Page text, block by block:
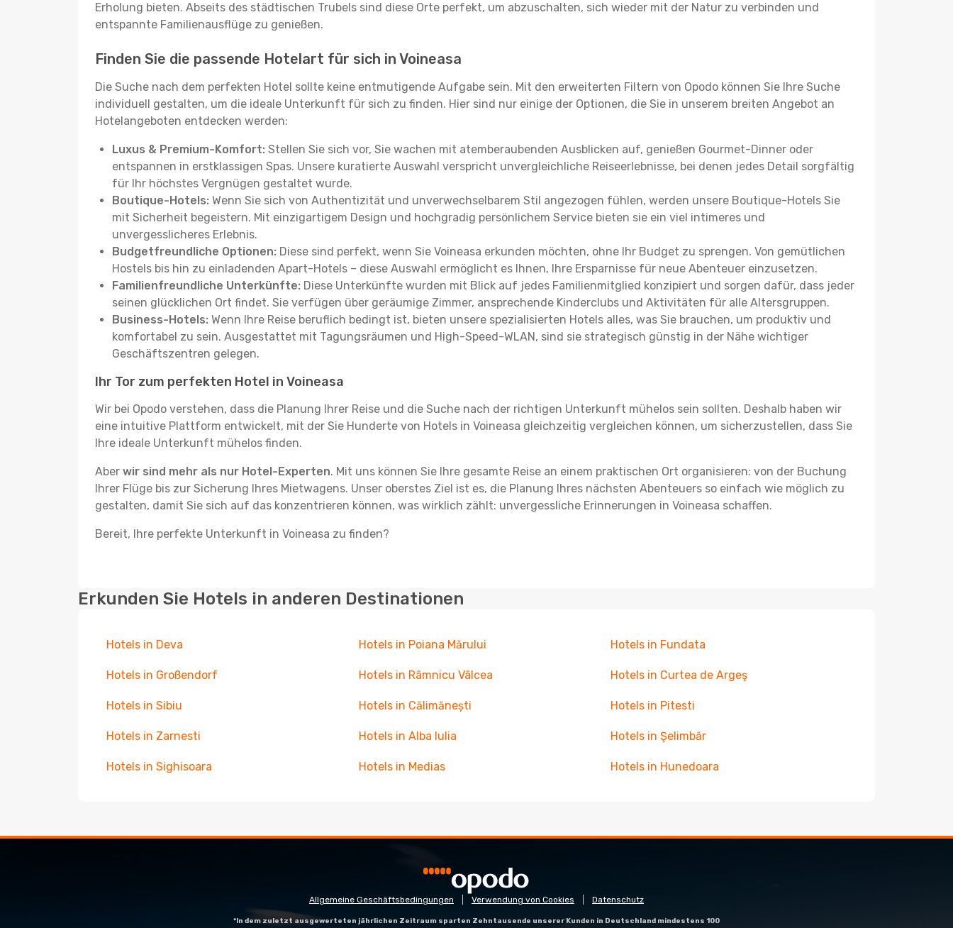
Erholung bieten. Abseits des städtischen Trubels sind diese Orte perfekt, um abzuschalten, sich wieder mit der Natur zu verbinden und
entspannte Familienausflüge zu genießen.
Finden Sie die passende Hotelart für sich in Voineasa
Die Suche nach dem perfekten Hotel sollte keine entmutigende Aufgabe sein. Mit den erweiterten Filtern von Opodo können Sie Ihre Suche
individuell gestalten, um die ideale Unterkunft für sich zu finden. Hier sind nur einige der Optionen, die Sie in unserem breiten Angebot an
Hotelangeboten entdecken werden:
Luxus & Premium-Komfort: Stellen Sie sich vor, Sie wachen mit atemberaubenden Ausblicken auf, genießen Gourmet-Dinner oder
entspannen in erstklassigen Spas. Unsere kuratierte Auswahl verspricht unvergleichliche Reiseerlebnisse, bei denen jedes Detail sorgfältig
für Ihr höchstes Vergnügen gestaltet wurde.
Boutique-Hotels: Wenn Sie sich von Authentizität und unverwechselbarem Stil angezogen fühlen, werden unsere Boutique-Hotels Sie
mit Sicherheit begeistern. Mit einzigartigem Design und hochgradig persönlichem Service bieten sie ein viel intimeres und
unvergesslicheres Erlebnis.
Budgetfreundliche Optionen: Diese sind perfekt, wenn Sie Voineasa erkunden möchten, ohne Ihr Budget zu sprengen. Von gemütlichen
Hostels bis hin zu einladenden Apart-Hotels – diese Auswahl ermöglicht es Ihnen, Ihre Ersparnisse für neue Abenteuer einzusetzen.
Familienfreundliche Unterkünfte: Diese Unterkünfte wurden mit Blick auf jedes Familienmitglied konzipiert und sorgen dafür, dass jeder
seinen glücklichen Ort findet. Sie verfügen über geräumige Zimmer, ansprechende Kinderclubs und Aktivitäten für alle Altersgruppen.
Business-Hotels: Wenn Ihre Reise beruflich bedingt ist, bieten unsere spezialisierten Hotels alles, was Sie brauchen, um produktiv und
komfortabel zu sein. Ausgestattet mit Tagungsräumen und High-Speed-WLAN, sind sie strategisch günstig in der Nähe wichtiger
Geschäftszentren gelegen.
Ihr Tor zum perfekten Hotel in Voineasa
Wir bei Opodo verstehen, dass die Planung Ihrer Reise und die Suche nach der richtigen Unterkunft mühelos sein sollten. Deshalb haben wir
eine intuitive Plattform entwickelt, mit der Sie Hunderte von Hotels in Voineasa gleichzeitig vergleichen können, um sicherzustellen, dass Sie
Ihre ideale Unterkunft mühelos finden.
Aber wir sind mehr als nur Hotel-Experten. Mit uns können Sie Ihre gesamte Reise an einem praktischen Ort organisieren: von der Buchung
Ihrer Flüge bis zur Sicherung Ihres Mietwagens. Unser oberstes Ziel ist es, die Planung Ihres nächsten Abenteuers so einfach wie möglich zu
gestalten, damit Sie sich auf das konzentrieren können, was wirklich zählt: unvergessliche Erinnerungen in Voineasa schaffen.
Bereit, Ihre perfekte Unterkunft in Voineasa zu finden?
Erkunden Sie Hotels in anderen Destinationen
Hotels in Deva Hotels in Poiana Mărului Hotels in Fundata
Hotels in Großendorf Hotels in Râmnicu Vâlcea Hotels in Curtea de Argeş
Hotels in Sibiu Hotels in Călimănești Hotels in Pitesti
Hotels in Zarnesti Hotels in Alba Iulia Hotels in Şelimbăr
Hotels in Sighisoara Hotels in Medias Hotels in Hunedoara
Allgemeine Geschäftsbedingungen Verwendung von Cookies Datenschutz
*In dem zuletzt ausgewerteten jährlichen Zeitraum sparten Zehntausende unserer Kunden in Deutschland mindestens 100